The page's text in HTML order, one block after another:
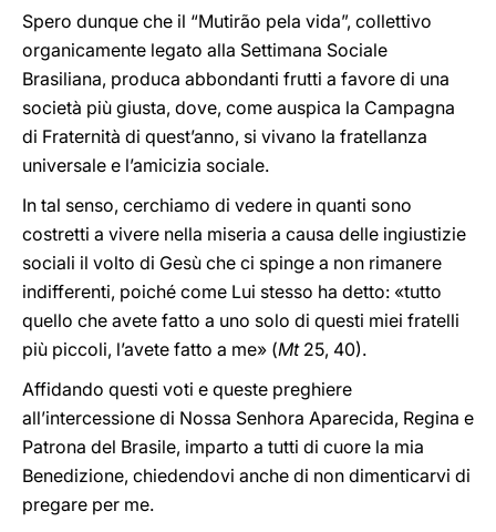
Spero dunque che il “Mutirão pela vida”, collettivo
organicamente legato alla Settimana Sociale
Brasiliana, produca abbondanti frutti a favore di una
società più giusta, dove, come auspica la Campagna
di Fraternità di quest’anno, si vivano la fratellanza
universale e l’amicizia sociale.
In tal senso, cerchiamo di vedere in quanti sono
costretti a vivere nella miseria a causa delle ingiustizie
sociali il volto di Gesù che ci spinge a non rimanere
indifferenti, poiché come Lui stesso ha detto: «tutto
quello che avete fatto a uno solo di questi miei fratelli
più piccoli, l’avete fatto a me» (Mt 25, 40).
Affidando questi voti e queste preghiere
all’intercessione di Nossa Senhora Aparecida, Regina e
Patrona del Brasile, imparto a tutti di cuore la mia
Benedizione, chiedendovi anche di non dimenticarvi di
pregare per me.